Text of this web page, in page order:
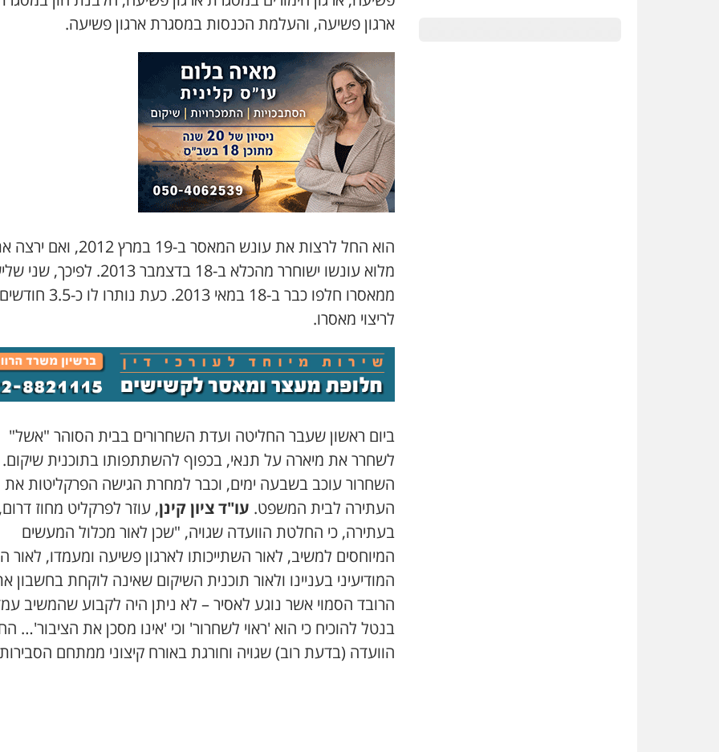
ארגון פשיעה, והעלמת הכנסות במסגרת ארגון פשיעה.
הוא החל לרצות את עונש המאסר ב-19 במרץ 2012, ואם
מלוא עונשו ישוחרר מהכלא ב-18 בדצמבר 2013. לפיכך,
ממאסרו חלפו כבר ב-18 במאי 2013. כעת נותרו לו כ-3.5 חודשים
לריצוי מאסרו.
ביום ראשון שעבר החליטה ועדת השחרורים בבית הסוהר "אשל"
לשחרר את מיארה על תנאי, בכפוף להשתתפותו בתוכנית שיקום.
השחרור עוכב בשבעה ימים, וכבר למחרת הגישה הפרקליטות את
העתירה לבית המשפט. עו"ד ציון קינן, עוזר לפרקליט מחוז
בעתירה, כי החלטת הוועדה שגויה, "שכן לאור מכלול המעשים
המיוחסים למשיב, לאור השתייכותו לארגון פשיעה ומעמדו, לאור
המודיעיני בעניינו ולאור תוכנית השיקום שאינה לוקחת בחשבון
הרובד הסמוי אשר נוגע לאסיר – לא ניתן היה לקבוע שהמשיב
בנטל להוכיח כי הוא 'ראוי לשחרור' וכי 'אינו מסכן את הציבור'…
הוועדה (בדעת רוב) שגויה וחורגת באורח קיצוני ממתחם